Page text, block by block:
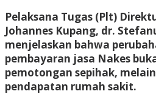
Pelaksana Tugas (Plt)
Johannes Kupang, dr.
menjelaskan bahwa
pembayaran jasa Nakes
pemotongan sepihak,
pendapatan rumah sakit.